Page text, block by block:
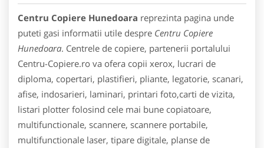
Centru Copiere Hunedoara reprezinta pagina unde
puteti gasi informatii utile despre Centru Copiere
Hunedoara. Centrele de copiere, partenerii portalului
Centru-Copiere.ro va ofera copii xerox, lucrari de
diploma, copertari, plastifieri, pliante, legatorie, scanari,
afise, indosarieri, laminari, printari foto,carti de vizita,
listari plotter folosind cele mai bune copiatoare,
multifunctionale, scannere, scannere portabile,
multifunctionale laser, tipare digitale, planse de